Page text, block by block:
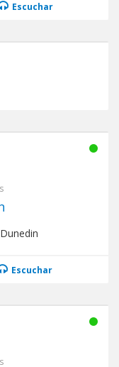
Escuchar
Escuchar